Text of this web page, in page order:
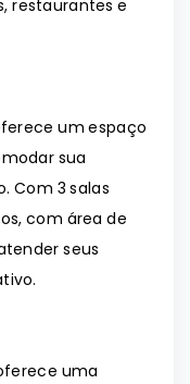
restaurantes e
um espaço
sua
Com 3 salas
com área de
seus
uma